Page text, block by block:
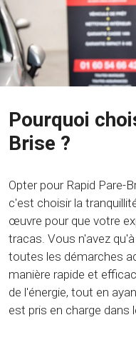
Pourquoi
Brise ?
Opter pour Rapid Pare-
c'est choisir la
œuvre pour que votre
tracas. Vous n'avez
toutes les démarches
manière rapide et
de l'énergie, tout en
est pris en charge dans